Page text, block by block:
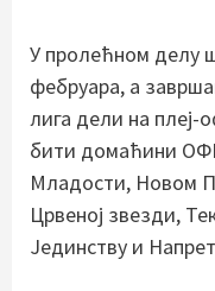
У пролећном делу
фебруара, а
лига дели на
бити домаћини
Младости, Новом
Црвеној звезди,
Јединству и